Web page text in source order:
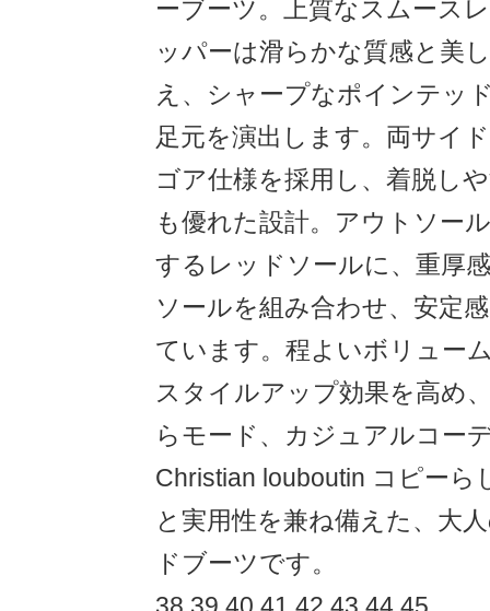
ーブーツ。上質なスムース
ッパーは滑らかな質感と美
え、シャープなポインテッ
足元を演出します。両サイ
ゴア仕様を採用し、着脱し
も優れた設計。アウトソー
するレッドソールに、重厚
ソールを組み合わせ、安定
ています。程よいボリュー
スタイルアップ効果を高め
らモード、カジュアルコー
Christian louboutin コピーら
と実用性を兼ね備えた、大
ドブーツです。